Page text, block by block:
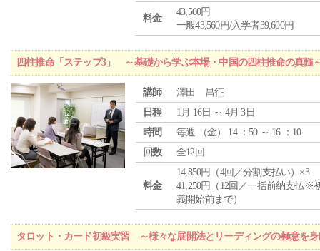
料金
43,560円
一般43,560円/入学者39,600円
四柱推命「ステップ3」 ～基礎から学ぶ本場・中国の四柱推命の真髄
講師
澤田 昌征
日程
1月 16日 ～ 4月 3日
時間
毎週 （金） 14 ：50 ～ 16 ：10
回数
全12回
料金
14,850円（4回／分割支払い）×3
41,250円（12回／一括前納支払※
義開始前まで）
タロット・カード初級実習 ～様々な展開法とリーディングの極意を身